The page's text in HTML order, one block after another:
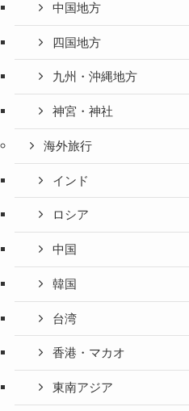
中国地方
四国地方
九州・沖縄地方
神宮・神社
海外旅行
インド
ロシア
中国
韓国
台湾
香港・マカオ
東南アジア